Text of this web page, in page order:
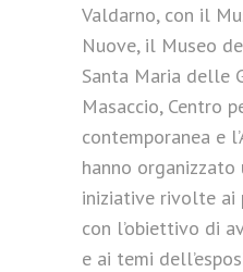
Valdarno, con il
Nuove, il Museo
Santa Maria delle
Masaccio, Centro
contemporanea e
hanno organizzato
iniziative rivolte ai
con l’obiettivo di
e ai temi